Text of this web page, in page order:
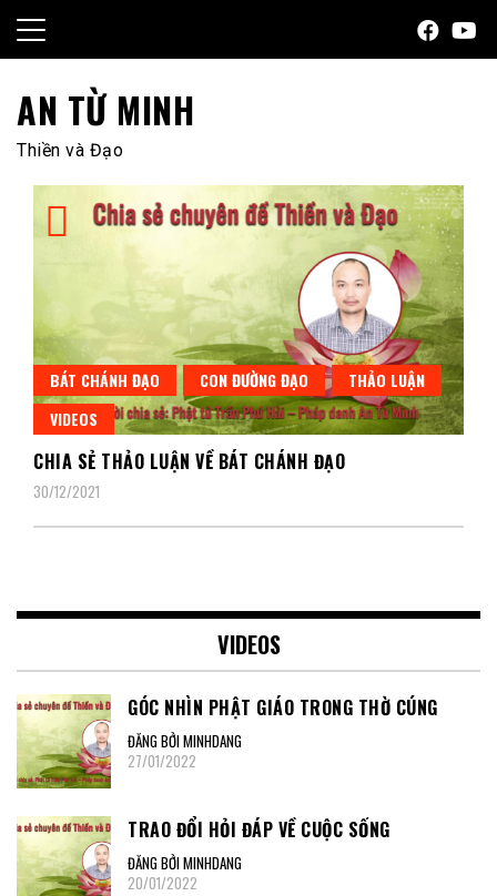
content
AN TỪ MINH
Thiền và Đạo
BÁT CHÁNH ĐẠO CON ĐƯỜNG ĐẠO
THẢO LUẬN
VIDEOS
CHIA SẺ THẢO LUẬN VỀ BÁT CHÁNH ĐẠO
30/12/2021
VIDEOS
GÓC NHÌN PHẬT GIÁO TRONG THỜ CÚNG
ĐĂNG BỞI MINHDANG
27/01/2022
TRAO ĐỔI HỎI ĐÁP VỀ CUỘC SỐNG
ĐĂNG BỞI MINHDANG
20/01/2022